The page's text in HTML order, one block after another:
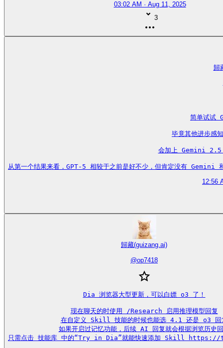
03:02 AM · Aug 11, 2025
3
歸
简单试试
毕竟其他进步感
会加上 Gemini
从第一个结果来看，GPT-5 相较于之前是好不少，但肯定没有
12:56
歸藏(guizang.ai)
@op7418
Dia 浏览器大型更新，可以白嫖 o3 了！
现在聊天的时使用 /Research 启用推理模型回复
在自定义 Skill 技能的时候也能选 4.1 还是 o3 回
如果开启过记忆功能，后续 AI 回复就会根据浏览历史
只需点击 技能库 中的“Try in Dia”就能快速添加 Skill https://